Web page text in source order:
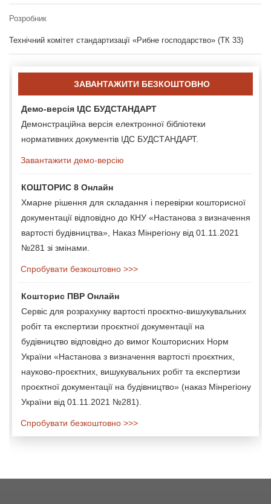
Розробник
Технічний комітет стандартизації «Рибне господарство» (ТК 33)
ЗАВАНТАЖИТИ БЕЗКОШТОВНО
Демо-версія ІДС БУДСТАНДАРТ
Демонстраційна версія електронної бібліотеки
нормативних документів ІДС БУДСТАНДАРТ.
Завантажити демо-версію
КОШТОРИС 8 Онлайн
Хмарне рішення для складання і перевірки кошторисної
документації відповідно до КНУ «Настанова з визначення
вартості будівництва», Наказ Мінрегіону від 01.11.2021
№281 зі змінами.
Спробувати безкоштовно >>>
Кошторис ПВР Онлайн
Сервіс для розрахунку вартості проєктно-вишукувальних
робіт та експертизи проєктної документації на
будівництво відповідно до вимог Кошторисних Норм
України «Настанова з визначення вартості проєктних,
науково-проєктних, вишукувальних робіт та експертизи
проєктної документації на будівництво» (наказ Мінрегіону
України від 01.11.2021 №281).
Спробувати безкоштовно >>>